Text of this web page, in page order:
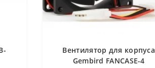
Вентилятор для корпуса
Gembird FANCASE-4